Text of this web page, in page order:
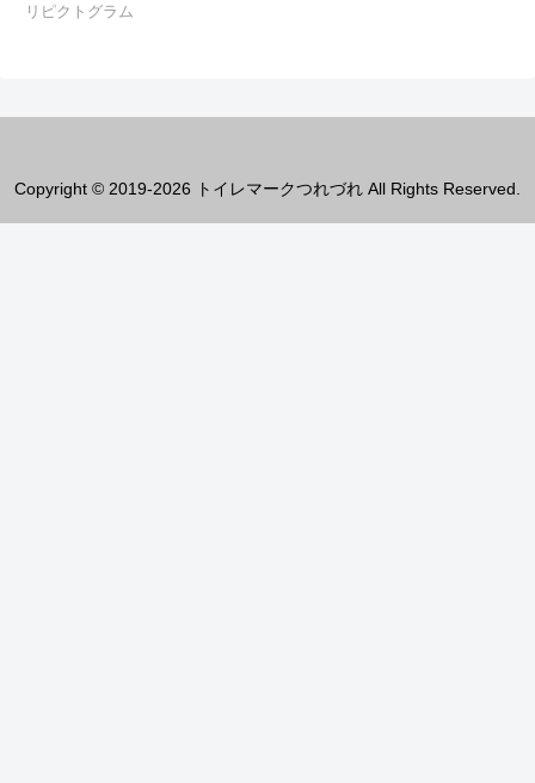
リピクトグラム
Copyright © 2019-2026 トイレマークつれづれ All Rights Reserved.